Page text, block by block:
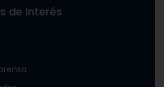
de Interés